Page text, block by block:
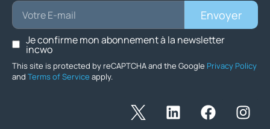
This site is protected by reCAPTCHA and the Google Privacy Policy
and Terms of Service apply.
Je confirme mon abonnement à la newsletter
incwo
Envoyer